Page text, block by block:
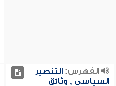
الفهرس:التنصير
السياسي , وثائق